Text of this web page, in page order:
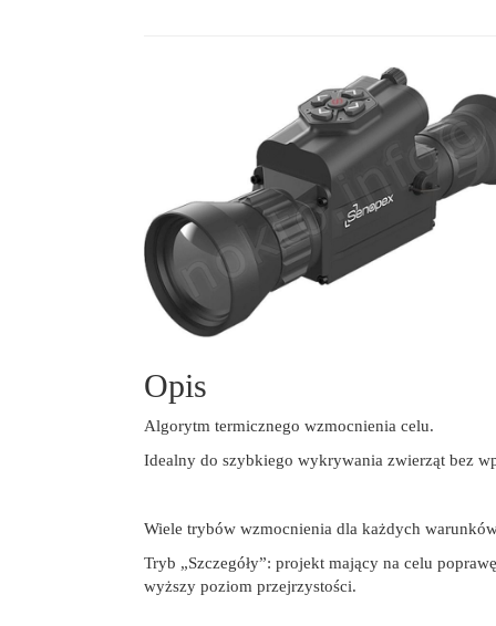
Opis
Algorytm termicznego wzmocnienia celu.
Idealny do szybkiego wykrywania zwierząt bez
Wiele trybów wzmocnienia dla każdych
Tryb „Szczegóły”: projekt mający na celu
wyższy poziom przejrzystości.